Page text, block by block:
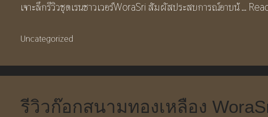
เจาะลึกรีวิวชุดเรนชาวเวอร์WoraSri สัมผัสประสบการณ์อาบน้ …
Categories
Uncategorized
รีวิวก๊อกสนามทองเหลือง